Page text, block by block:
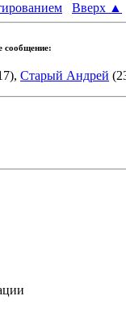
Вверх ▲
сообщение:
Старый Андрей